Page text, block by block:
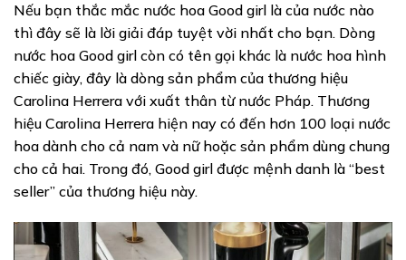
Nếu bạn thắc mắc nước hoa Good girl là của nước nào
thì đây sẽ là lời giải đáp tuyệt vời nhất cho bạn. Dòng
nước hoa Good girl còn có tên gọi khác là nước hoa hình
chiếc giày, đây là dòng sản phẩm của thương hiệu
Carolina Herrera với xuất thân từ nước Pháp. Thương
hiệu Carolina Herrera hiện nay có đến hơn 100 loại nước
hoa dành cho cả nam và nữ hoặc sản phẩm dùng chung
cho cả hai. Trong đó, Good girl được mệnh danh là “best
seller” của thương hiệu này.